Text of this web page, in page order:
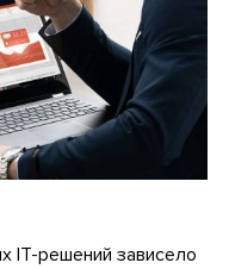
ІТ-решений зависело